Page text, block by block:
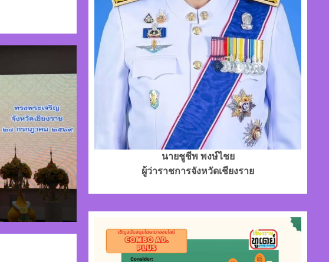
นายชูชีพ พงษ์ไชย
ผู้ว่าราชการจังหวัดเชียงราย